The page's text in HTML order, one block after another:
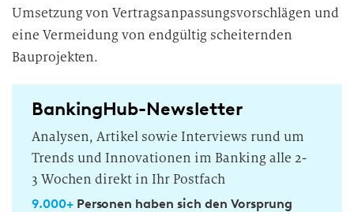
Umsetzung von Vertragsanpassungsvorschlägen und
eine Vermeidung von endgültig scheiternden
Bauprojekten.
BankingHub-Newsletter
Analysen, Artikel sowie Interviews rund um
Trends und Innovationen im Banking alle 2-
3 Wochen direkt in Ihr Postfach
9.000+Personen haben sich den Vorsprung